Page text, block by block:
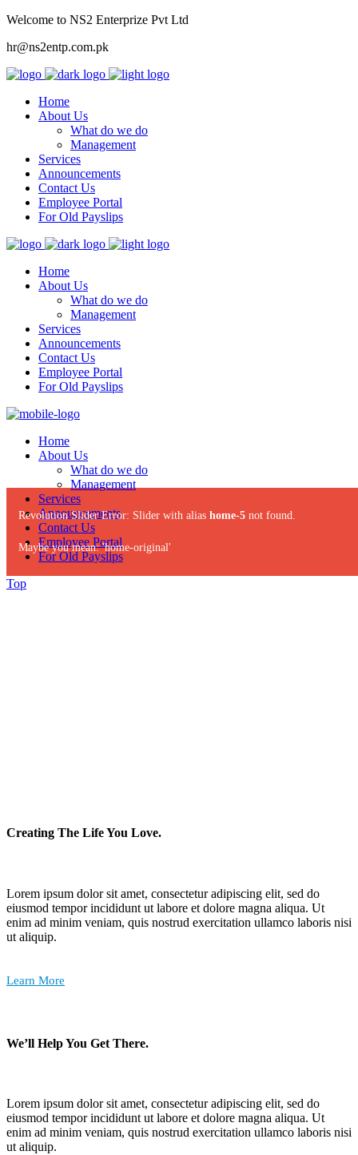
Welcome to NS2 Enterprize Pvt Ltd
hr@ns2entp.com.pk
Home
About Us
What do we do
Management
Services
Announcements
Contact Us
Employee Portal
For Old Payslips
Home
About Us
What do we do
Management
Services
Announcements
Contact Us
Employee Portal
For Old Payslips
Home
About Us
What do we do
Management
Services
Announcements
Contact Us
Employee Portal
For Old Payslips
Top
Revolution Slider Error: Slider with alias home-5 not found.
Maybe you mean: 'home-original'
Creating The Life You Love.
Lorem ipsum dolor sit amet, consectetur adipiscing elit, sed do
eiusmod tempor incididunt ut labore et dolore magna aliqua. Ut
enim ad minim veniam, quis nostrud exercitation ullamco laboris nisi
ut aliquip.
Learn More
We’ll Help You Get There.
Lorem ipsum dolor sit amet, consectetur adipiscing elit, sed do
eiusmod tempor incididunt ut labore et dolore magna aliqua. Ut
enim ad minim veniam, quis nostrud exercitation ullamco laboris nisi
ut aliquip.